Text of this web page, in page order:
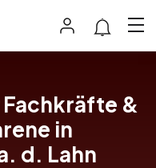
Fachkräfte &
in
d. Lahn